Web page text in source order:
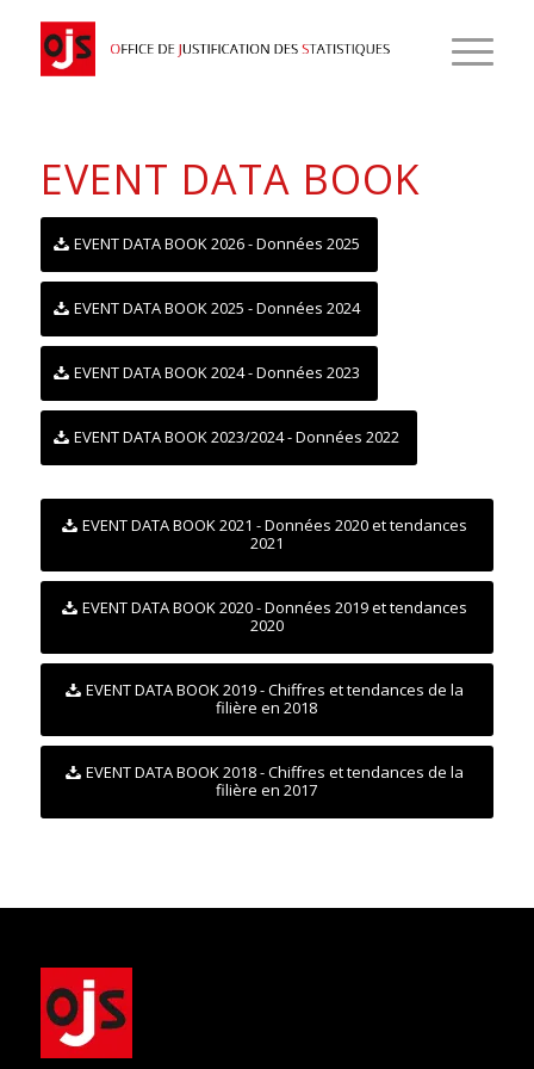
EVENT DATA BOOK
EVENT DATA BOOK 2026 - Données 2025
EVENT DATA BOOK 2025 - Données 2024
EVENT DATA BOOK 2024 - Données 2023
EVENT DATA BOOK 2023/2024 - Données 2022
EVENT DATA BOOK 2021 - Données 2020 et tendances
2021
EVENT DATA BOOK 2020 - Données 2019 et tendances
2020
EVENT DATA BOOK 2019 - Chiffres et tendances de la
filière en 2018
EVENT DATA BOOK 2018 - Chiffres et tendances de la
filière en 2017